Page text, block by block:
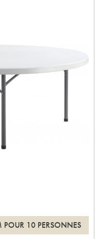
POUR 10 PERSONNES